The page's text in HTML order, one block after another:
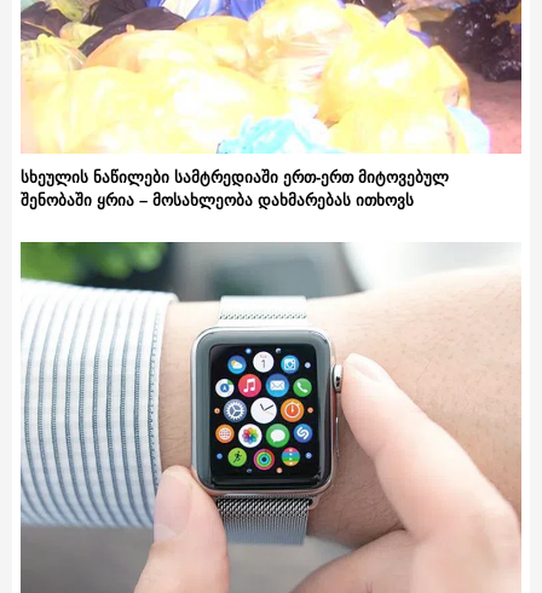
სხეულის ნაწილები სამტრედიაში ერთ-ერთ მიტოვებულ
შენობაში ყრია – მოსახლეობა დახმარებას ითხოვს